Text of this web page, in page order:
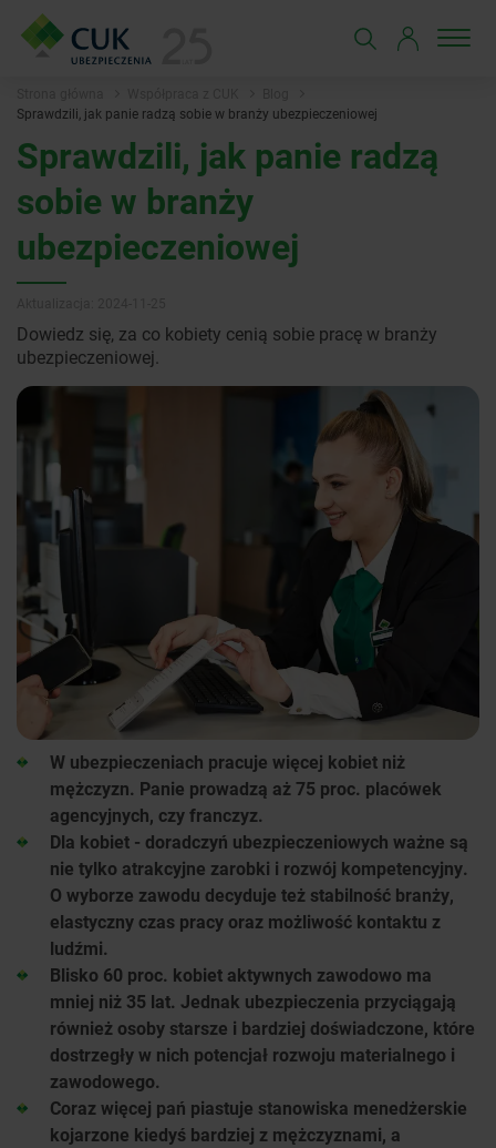
Sprawdzili, jak panie radzą sobie w branży ubezpieczeniowej
Sprawdzili, jak panie radzą
sobie w branży
ubezpieczeniowej
Dowiedz się, za co kobiety cenią sobie pracę w branży
ubezpieczeniowej.
W ubezpieczeniach pracuje więcej kobiet niż
mężczyzn. Panie prowadzą aż 75 proc. placówek
agencyjnych, czy franczyz.
Dla kobiet - doradczyń ubezpieczeniowych ważne są
nie tylko atrakcyjne zarobki i rozwój kompetencyjny.
O wyborze zawodu decyduje też stabilność branży,
elastyczny czas pracy oraz możliwość kontaktu z
ludźmi.
Blisko 60 proc. kobiet aktywnych zawodowo ma
mniej niż 35 lat. Jednak ubezpieczenia przyciągają
również osoby starsze i bardziej doświadczone, które
dostrzegły w nich potencjał rozwoju materialnego i
zawodowego.
Coraz więcej pań piastuje stanowiska menedżerskie
kojarzone kiedyś bardziej z mężczyznami, a